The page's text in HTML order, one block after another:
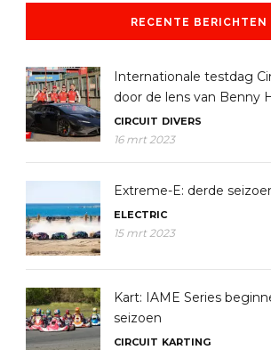
RECENTE BERICHTEN
Internationale testdag
door de lens van Benny
CIRCUIT DIVERS
16 mrt 2023
Extreme-E: derde
ELECTRIC
15 mrt 2023
Kart: IAME Series
seizoen
CIRCUIT KARTING